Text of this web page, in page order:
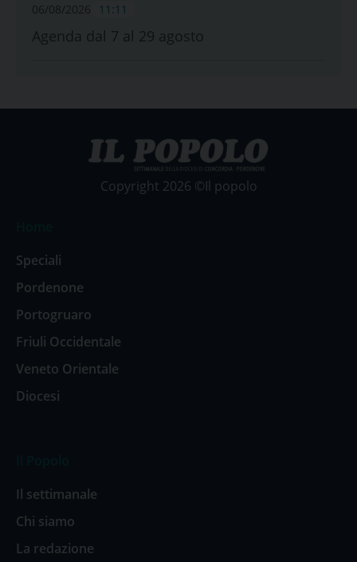
06/08/2026 11:11
Agenda dal 7 al 29 agosto
Copyright 2026 ©Il popolo
Speciali
Pordenone
Portogruaro
Friuli Occidentale
Veneto Orientale
Diocesi
Il settimanale
Chi siamo
La redazione